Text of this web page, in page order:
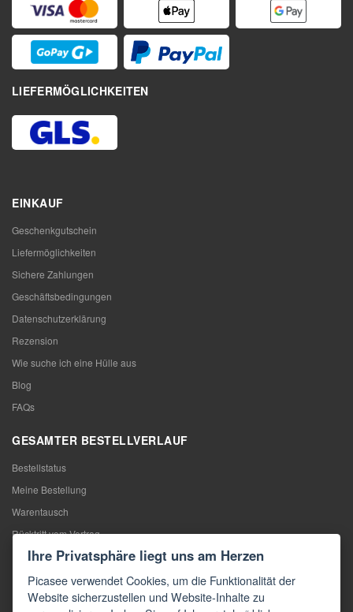
LIEFERMÖGLICHKEITEN
EINKAUF
Geschenkgutschein
Liefermöglichkeiten
Sichere Zahlungen
Geschäftsbedingungen
Datenschutzerklärung
Rezension
Wie suche ich eine Hülle aus
Blog
FAQs
GESAMTER BESTELLVERLAUF
Bestellstatus
Meine Bestellung
Warentausch
Rücktritt vom Vertrag
Reklamation
KONTAKTE
Ihre Privatsphäre liegt uns am Herzen
Picasee verwendet Cookies, um die Funktionalität der
Website sicherzustellen und Website-Inhalte zu